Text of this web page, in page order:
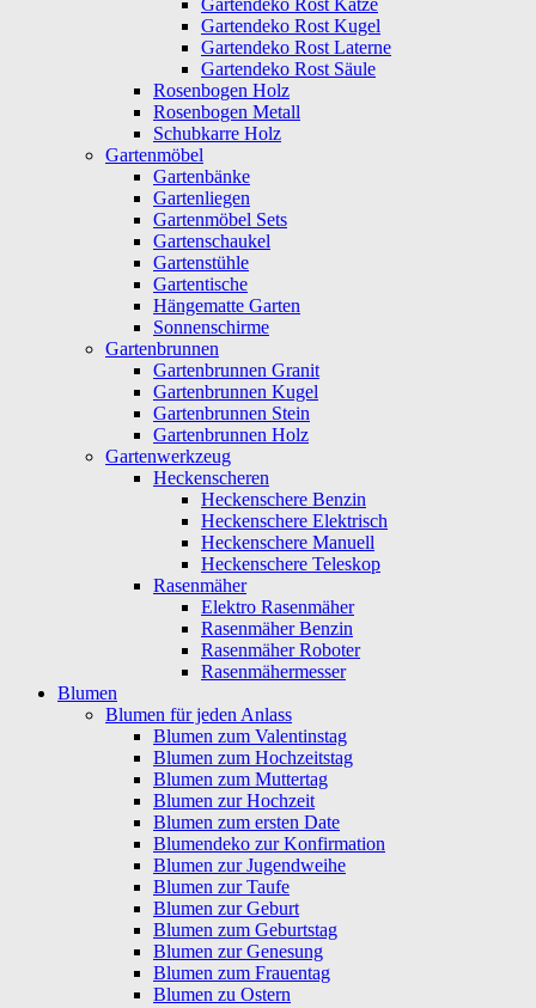
Gartendeko Rost Kugel
Gartendeko Rost Laterne
Gartendeko Rost Säule
Rosenbogen Holz
Rosenbogen Metall
Schubkarre Holz
Gartenmöbel
Gartenbänke
Gartenliegen
Gartenmöbel Sets
Gartenschaukel
Gartenstühle
Gartentische
Hängematte Garten
Sonnenschirme
Gartenbrunnen
Gartenbrunnen Granit
Gartenbrunnen Kugel
Gartenbrunnen Stein
Gartenbrunnen Holz
Gartenwerkzeug
Heckenscheren
Heckenschere Benzin
Heckenschere Elektrisch
Heckenschere Manuell
Heckenschere Teleskop
Rasenmäher
Elektro Rasenmäher
Rasenmäher Benzin
Rasenmäher Roboter
Rasenmähermesser
Blumen
Blumen für jeden Anlass
Blumen zum Valentinstag
Blumen zum Hochzeitstag
Blumen zum Muttertag
Blumen zur Hochzeit
Blumen zum ersten Date
Blumendeko zur Konfirmation
Blumen zur Jugendweihe
Blumen zur Taufe
Blumen zur Geburt
Blumen zum Geburtstag
Blumen zur Genesung
Blumen zum Frauentag
Blumen zu Ostern